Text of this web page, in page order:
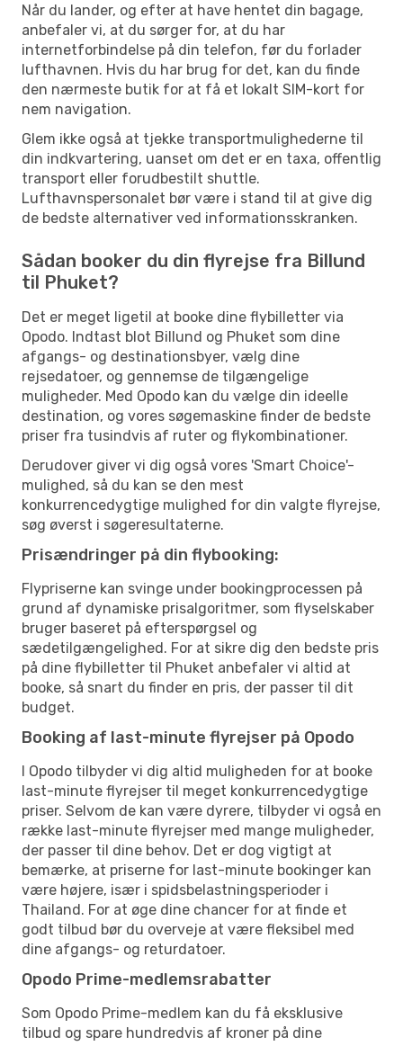
Når du lander, og efter at have hentet din bagage,
anbefaler vi, at du sørger for, at du har
internetforbindelse på din telefon, før du forlader
lufthavnen. Hvis du har brug for det, kan du finde
den nærmeste butik for at få et lokalt SIM-kort for
nem navigation.
Glem ikke også at tjekke transportmulighederne til
din indkvartering, uanset om det er en taxa, offentlig
transport eller forudbestilt shuttle.
Lufthavnspersonalet bør være i stand til at give dig
de bedste alternativer ved informationsskranken.
Sådan booker du din flyrejse fra Billund
til Phuket?
Det er meget ligetil at booke dine flybilletter via
Opodo. Indtast blot Billund og Phuket som dine
afgangs- og destinationsbyer, vælg dine
rejsedatoer, og gennemse de tilgængelige
muligheder. Med Opodo kan du vælge din ideelle
destination, og vores søgemaskine finder de bedste
priser fra tusindvis af ruter og flykombinationer.
Derudover giver vi dig også vores 'Smart Choice'-
mulighed, så du kan se den mest
konkurrencedygtige mulighed for din valgte flyrejse,
søg øverst i søgeresultaterne.
Prisændringer på din flybooking:
Flypriserne kan svinge under bookingprocessen på
grund af dynamiske prisalgoritmer, som flyselskaber
bruger baseret på efterspørgsel og
sædetilgængelighed. For at sikre dig den bedste pris
på dine flybilletter til Phuket anbefaler vi altid at
booke, så snart du finder en pris, der passer til dit
budget.
Booking af last-minute flyrejser på Opodo
I Opodo tilbyder vi dig altid muligheden for at booke
last-minute flyrejser til meget konkurrencedygtige
priser. Selvom de kan være dyrere, tilbyder vi også en
række last-minute flyrejser med mange muligheder,
der passer til dine behov. Det er dog vigtigt at
bemærke, at priserne for last-minute bookinger kan
være højere, især i spidsbelastningsperioder i
Thailand. For at øge dine chancer for at finde et
godt tilbud bør du overveje at være fleksibel med
dine afgangs- og returdatoer.
Opodo Prime-medlemsrabatter
Som Opodo Prime-medlem kan du få eksklusive
tilbud og spare hundredvis af kroner på dine